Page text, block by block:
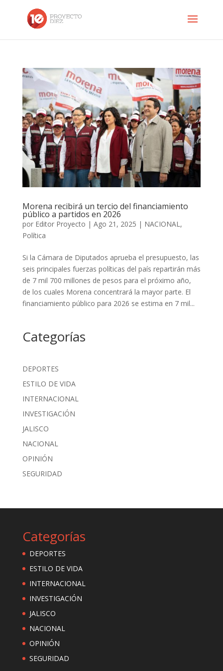
Morena recibirá un tercio del financiamiento
público a partidos en 2026
por Editor Proyecto | Ago 21, 2025 | NACIONAL,
Política
Si la Cámara de Diputados aprueba el presupuesto, las
seis principales fuerzas políticas del país repartirán más
de 7 mil 700 millones de pesos para el próximo año,
de los cuales Morena concentrará la mayor parte. El
financiamiento público para 2026 se estima en 7 mil...
Categorías
DEPORTES
ESTILO DE VIDA
INTERNACIONAL
INVESTIGACIÓN
JALISCO
NACIONAL
OPINIÓN
SEGURIDAD
Categorías
DEPORTES
ESTILO DE VIDA
INTERNACIONAL
INVESTIGACIÓN
JALISCO
NACIONAL
OPINIÓN
SEGURIDAD